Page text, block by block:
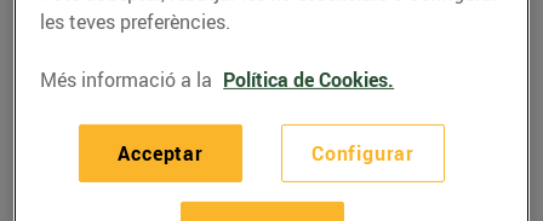
Recepta de flam de kiwi
i plàtan
les teves preferències.
Més informació a la Política de Cookies.
Configurar
Acceptar